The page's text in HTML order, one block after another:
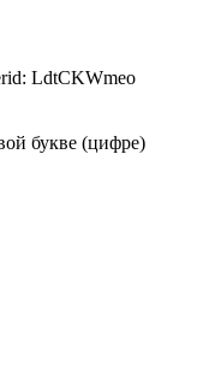
LdtCKWmeo
букве (цифре)